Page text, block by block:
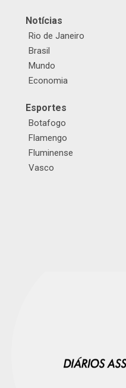
Notícias
Rio de Janeiro
Brasil
Mundo
Economia
Esportes
Botafogo
Flamengo
Fluminense
Vasco